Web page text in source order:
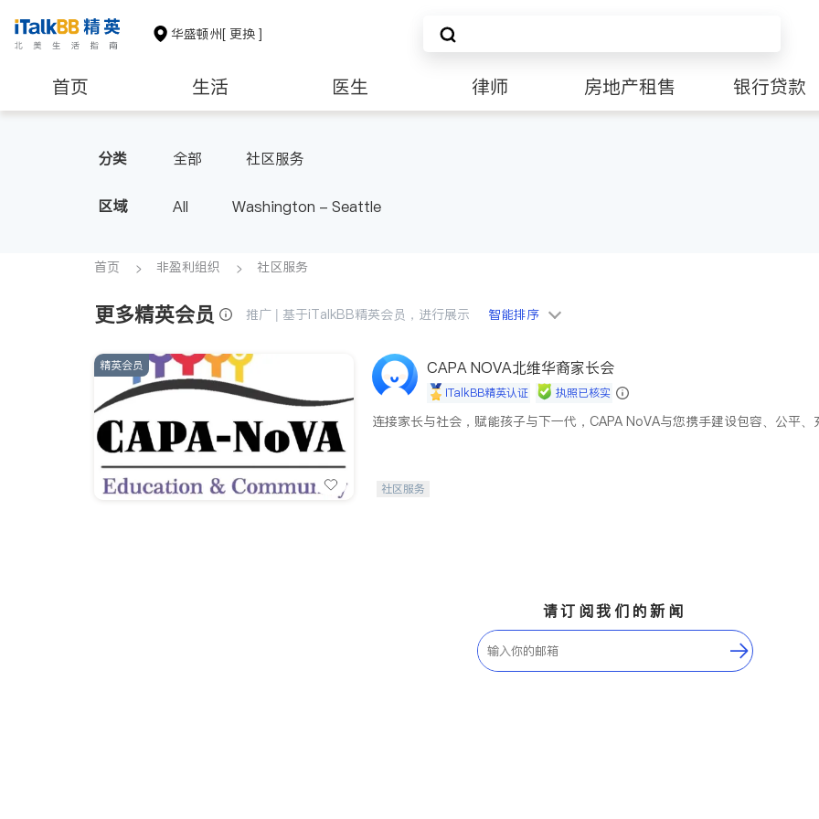
华盛顿州[ 更换 ]
首页 生活 医生 律师 房地产租售 银行贷款
分类 全部 社区服务
区域 All Washington - Seattle
首页 非盈利组织 社区服务
更多精英会员 推广 | 基于iTalkBB精英会员，进行展示 智能排序
精英会员 CAPA NOVA北维华裔家长会
iTalkBB精英认证 执照已核实
连接家长与社会，赋能孩子与下一代，CAPA NoVA与您携手建设包容、公平、
社区服务
请订阅我们的新闻